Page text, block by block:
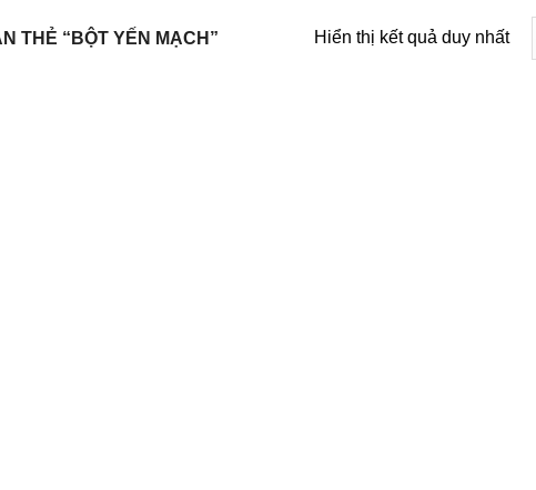
THẺ “BỘT YẾN MẠCH” Hiển thị kết quả duy nhất